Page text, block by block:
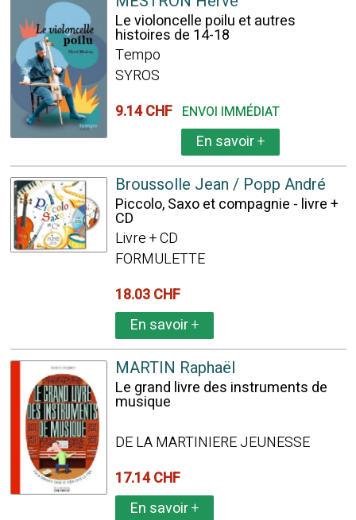
Le violoncelle poilu et autres
histoires de 14-18
Tempo
SYROS
9.14 CHF ENVOI IMMÉDIAT
En savoir+
Broussolle Jean / Popp André
Piccolo, Saxo et compagnie - livre +
CD
Livre + CD
FORMULETTE
18.03 CHF
En savoir+
MARTIN Raphaël
Le grand livre des instruments de
musique
DE LA MARTINIERE JEUNESSE
17.14 CHF
En savoir+